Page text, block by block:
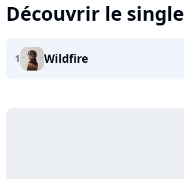
Découvrir le single
1 Wildfire